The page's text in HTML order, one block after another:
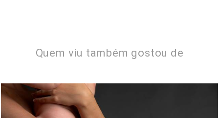
Quem viu também gostou de